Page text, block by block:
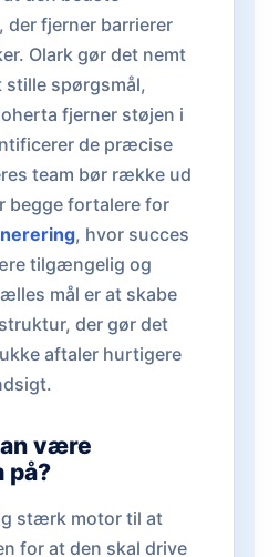
der fjerner barrierer
Olark gør det nemt
stille spørgsmål,
fjerner støjen i
de præcise
team bør række ud
begge fortalere for
, hvor succes
tilgængelig og
mål er at skabe
der gør det
aftaler hurtigere
være
på?
stærk motor til at
for at den skal drive